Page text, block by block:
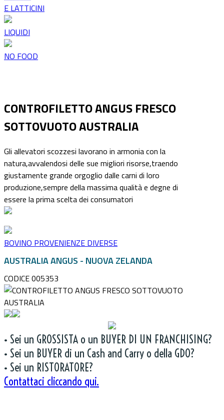
E LATTICINI
LIQUIDI
NO FOOD
CONTROFILETTO ANGUS FRESCO
SOTTOVUOTO AUSTRALIA
Gli allevatori scozzesi lavorano in armonia con la
natura,avvalendosi delle sue migliori risorse,traendo
giustamente grande orgoglio dalle carni di loro
produzione,sempre della massima qualità e degne di
essere la prima scelta dei consumatori
BOVINO PROVENIENZE DIVERSE
AUSTRALIA ANGUS - NUOVA ZELANDA
CODICE 005353
• Sei un GROSSISTA o un BUYER DI UN FRANCHISING?
• Sei un BUYER di un Cash and Carry o della GDO?
• Sei un RISTORATORE?
Contattaci cliccando qui.